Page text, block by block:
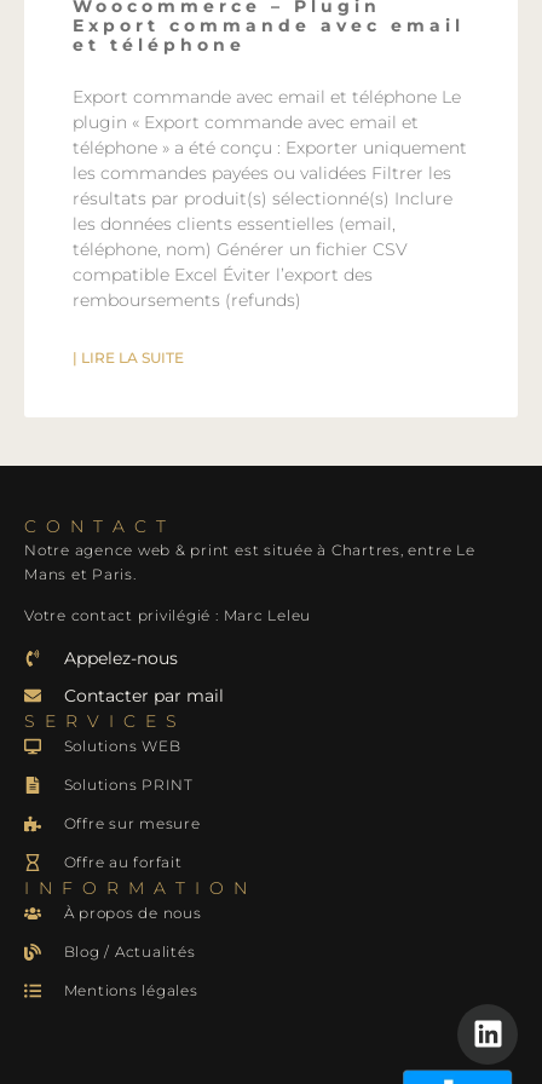
Woocommerce – Plugin
Export commande avec email
et téléphone
Export commande avec email et téléphone Le
plugin « Export commande avec email et
téléphone » a été conçu : Exporter uniquement
les commandes payées ou validées Filtrer les
résultats par produit(s) sélectionné(s) Inclure
les données clients essentielles (email,
téléphone, nom) Générer un fichier CSV
compatible Excel Éviter l’export des
remboursements (refunds)
| LIRE LA SUITE
CONTACT
Notre agence web & print est située à Chartres, entre Le
Mans et Paris.
Votre contact privilégié : Marc Leleu
Appelez-nous
Contacter par mail
SERVICES
Solutions WEB
Solutions PRINT
Offre sur mesure
Offre au forfait
INFORMATION
À propos de nous
Blog / Actualités
Mentions légales